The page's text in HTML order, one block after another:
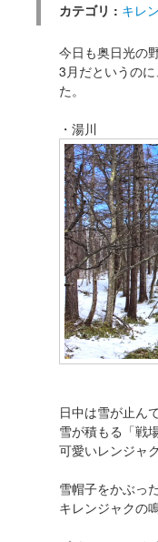
カテゴリ : キレ
今日も奥日光の
3月だというの
た。
・湯川
日中は雪が止ん
雪が積もる「戦
可愛いレンジャ
雪帽子をかぶっ
キレンジャクの